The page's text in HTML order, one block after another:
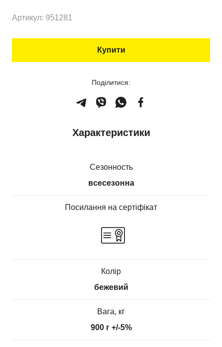
Артикул: 951281
Купити
Поділитися:
Характеристики
Сезонность
всесезонна
Посилання на сертіфікат
Колір
бежевий
Вага, кг
900 г +/-5%